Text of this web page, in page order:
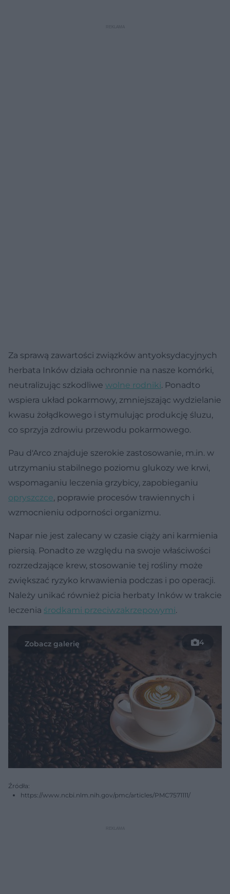
Za sprawą zawartości związków antyoksydacyjnych
herbata Inków działa ochronnie na nasze komórki,
neutralizując szkodliwe wolne rodniki. Ponadto
wspiera układ pokarmowy, zmniejszając wydzielanie
kwasu żołądkowego i stymulując produkcję śluzu,
co sprzyja zdrowiu przewodu pokarmowego.
Pau d'Arco znajduje szerokie zastosowanie, m.in. w
utrzymaniu stabilnego poziomu glukozy we krwi,
wspomaganiu leczenia grzybicy, zapobieganiu
opryszczce, poprawie procesów trawiennych i
wzmocnieniu odporności organizmu.
Napar nie jest zalecany w czasie ciąży ani karmienia
piersią. Ponadto ze względu na swoje właściwości
rozrzedzające krew, stosowanie tej rośliny może
zwiększać ryzyko krwawienia podczas i po operacji.
Należy unikać również picia herbaty Inków w trakcie
leczenia środkami przeciwzakrzepowymi.
4
Źródła:
https://www.ncbi.nlm.nih.gov/pmc/articles/PMC7571111/